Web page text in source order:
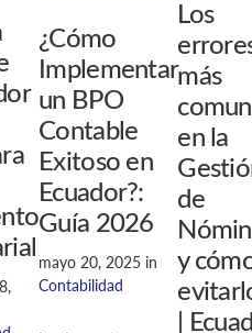
¿Cómo
Implementar
un BPO
Contable
Exitoso en
Ecuador?:
Guía 2026
mayo 20, 2025 in
Contabilidad
Los
más
en la
de
y
|